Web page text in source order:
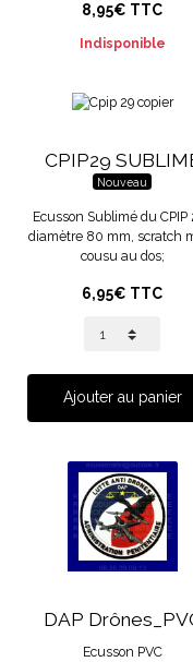
8,95€ TTC
Indisponible
CPIP29
Nouveau
Ecusson Sublimé du CPIP
diamètre 80 mm, scratch
cousu au dos;
6,95€ TTC
Ajouter au panier
DAP
Ecusson PVC